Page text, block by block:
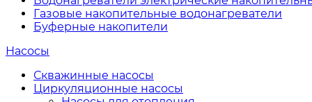
Газовые накопительные водонагреватели
Буферные накопители
Насосы
Скважинные насосы
Циркуляционные насосы